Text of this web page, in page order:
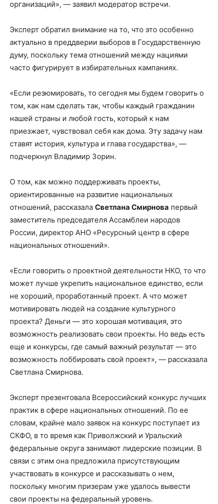
организаций», — заявил модератор встречи.
Эксперт обратил внимание на то, что это особенно
актуально в преддверии выборов в Государственную
думу, поскольку тема отношений между нациями
часто фигурирует в избирательных кампаниях.
«Если резюмировать, то сегодня мы будем говорить о
том, как нам сделать так, чтобы каждый гражданин
нашей страны и любой гость, который к нам
приезжает, чувствовал себя как дома. Эту задачу нам
ставят история, культура и глава государства», —
подчеркнул Владимир Зорин.
О том, как можно поддерживать проекты,
ориентированные на развитие национальных
отношений, рассказала Светлана Смирнова первый
заместитель председателя Ассамблеи народов
России, директор АНО «Ресурсный центр в сфере
национальных отношений».
«Если говорить о проектной деятельности НКО, то что
может лучше укрепить национальное единство, если
не хороший, проработанный проект. А что может
мотивировать людей на создание культурного
проекта? Деньги — это хорошая мотивация, это
возможность реализовать свои проекты. Но ведь есть
еще и конкурсы, где самый важный результат — это
возможность лоббировать свой проект», — рассказала
Светлана Смирнова.
Эксперт презентовала Всероссийский конкурс лучших
практик в сфере национальных отношений. По ее
словам, крайне мало заявок на конкурс поступает из
СКФО, в то время как Приволжский и Уральский
федеральные округа занимают лидерские позиции. В
связи с этим она предложила присутствующим
участвовать в конкурсе и рассказывать о нем,
поскольку многим призерам уже удалось вывести
свои проекты на федеральный уровень.